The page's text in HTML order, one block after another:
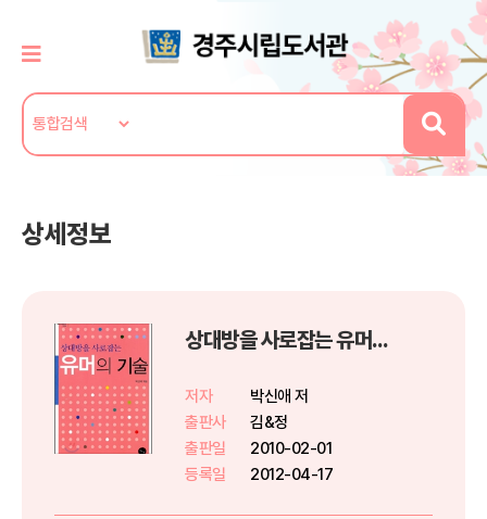
상세정보
상대방을 사로잡는 유머의 기술
저자
박신애 저
출판사
김&정
출판일
2010-02-01
등록일
2012-04-17